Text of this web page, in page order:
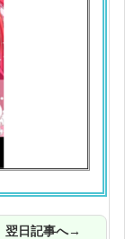
翌日記事へ→